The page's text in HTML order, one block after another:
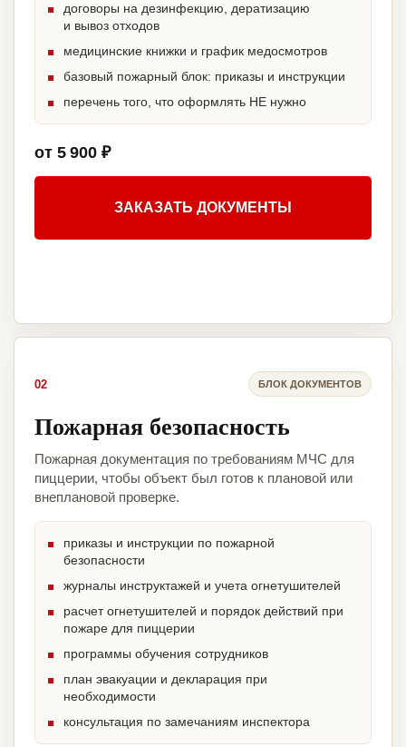
договоры на дезинфекцию, дератизацию
и вывоз отходов
медицинские книжки и график медосмотров
базовый пожарный блок: приказы и инструкции
перечень того, что оформлять НЕ нужно
от 5 900 ₽
ЗАКАЗАТЬ ДОКУМЕНТЫ
02 БЛОК ДОКУМЕНТОВ
Пожарная безопасность
Пожарная документация по требованиям МЧС для
пиццерии, чтобы объект был готов к плановой или
внеплановой проверке.
приказы и инструкции по пожарной
безопасности
журналы инструктажей и учета огнетушителей
расчет огнетушителей и порядок действий при
пожаре для пиццерии
программы обучения сотрудников
план эвакуации и декларация при
необходимости
консультация по замечаниям инспектора